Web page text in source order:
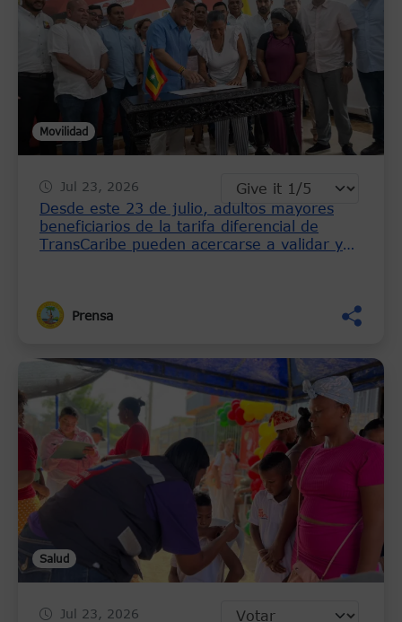
Movilidad
Jul 23, 2026
Desde este 23 de julio, adultos mayores
beneficiarios de la tarifa diferencial de
TransCaribe pueden acercarse a validar y
Prensa
Salud
Jul 23, 2026